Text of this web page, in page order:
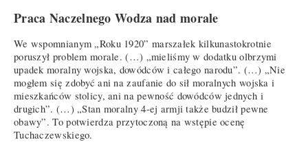
Praca Naczelnego Wodza nad morale
We wspomnianym „Roku 1920” marszałek kilkunastokrotnie
poruszył problem morale. (…) „mieliśmy w dodatku olbrzymi
upadek moralny wojska, dowódców i całego narodu”. (…) „Nie
mogłem się zdobyć ani na zaufanie do sił moralnych wojska i
mieszkańców stolicy, ani na pewność dowódców jednych i
drugich”. (…) „Stan moralny 4-ej armji także budził pewne
obawy”. To potwierdza przytoczoną na wstępie ocenę
Tuchaczewskiego.